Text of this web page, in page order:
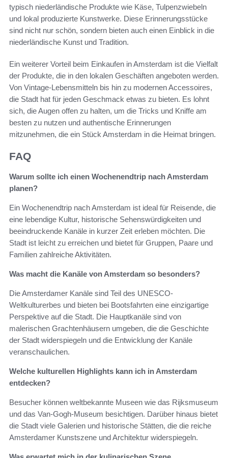
typisch niederländische Produkte wie Käse, Tulpenzwiebeln
und lokal produzierte Kunstwerke. Diese Erinnerungsstücke
sind nicht nur schön, sondern bieten auch einen Einblick in die
niederländische Kunst und Tradition.
Ein weiterer Vorteil beim Einkaufen in Amsterdam ist die Vielfalt
der Produkte, die in den lokalen Geschäften angeboten werden.
Von Vintage-Lebensmitteln bis hin zu modernen Accessoires,
die Stadt hat für jeden Geschmack etwas zu bieten. Es lohnt
sich, die Augen offen zu halten, um die Tricks und Kniffe am
besten zu nutzen und authentische Erinnerungen
mitzunehmen, die ein Stück Amsterdam in die Heimat bringen.
FAQ
Warum sollte ich einen Wochenendtrip nach Amsterdam
planen?
Ein Wochenendtrip nach Amsterdam ist ideal für Reisende, die
eine lebendige Kultur, historische Sehenswürdigkeiten und
beeindruckende Kanäle in kurzer Zeit erleben möchten. Die
Stadt ist leicht zu erreichen und bietet für Gruppen, Paare und
Familien zahlreiche Aktivitäten.
Was macht die Kanäle von Amsterdam so besonders?
Die Amsterdamer Kanäle sind Teil des UNESCO-
Weltkulturerbes und bieten bei Bootsfahrten eine einzigartige
Perspektive auf die Stadt. Die Hauptkanäle sind von
malerischen Grachtenhäusern umgeben, die die Geschichte
der Stadt widerspiegeln und die Entwicklung der Kanäle
veranschaulichen.
Welche kulturellen Highlights kann ich in Amsterdam
entdecken?
Besucher können weltbekannte Museen wie das Rijksmuseum
und das Van-Gogh-Museum besichtigen. Darüber hinaus bietet
die Stadt viele Galerien und historische Stätten, die die reiche
Amsterdamer Kunstszene und Architektur widerspiegeln.